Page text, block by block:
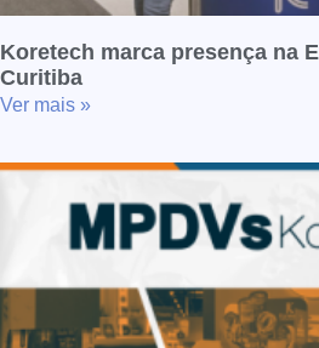
Koretech marca presença na
Curitiba
Ver mais »